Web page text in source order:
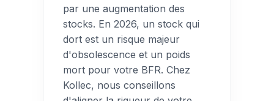
par une augmentation des
stocks. En 2026, un stock qui
dort est un risque majeur
d'obsolescence et un poids
mort pour votre BFR. Chez
Kollec, nous conseillons